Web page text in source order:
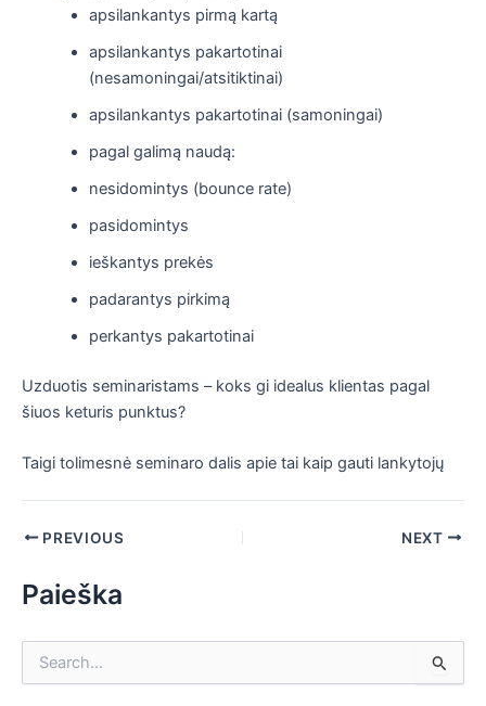
apsilankantys pirmą kartą
apsilankantys pakartotinai
(nesamoningai/atsitiktinai)
apsilankantys pakartotinai (samoningai)
pagal galimą naudą:
nesidomintys (bounce rate)
pasidomintys
ieškantys prekės
padarantys pirkimą
perkantys pakartotinai
Uzduotis seminaristams – koks gi idealus klientas pagal
šiuos keturis punktus?
Taigi tolimesnė seminaro dalis apie tai kaip gauti lankytojų
PREVIOUS NEXT
Paieška
e